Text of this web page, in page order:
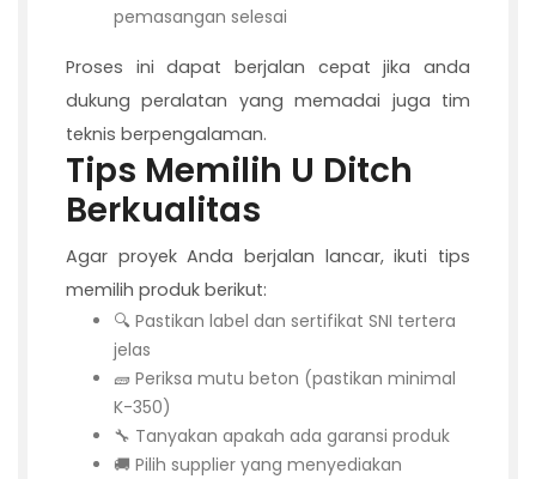
pemasangan selesai
Proses ini dapat berjalan cepat jika anda
dukung peralatan yang memadai juga tim
teknis berpengalaman.
Tips Memilih U Ditch
Berkualitas
Agar proyek Anda berjalan lancar, ikuti tips
memilih produk berikut:
🔍 Pastikan label dan sertifikat SNI tertera
jelas
🧱 Periksa mutu beton (pastikan minimal
K-350)
🔧 Tanyakan apakah ada garansi produk
🚚 Pilih supplier yang menyediakan